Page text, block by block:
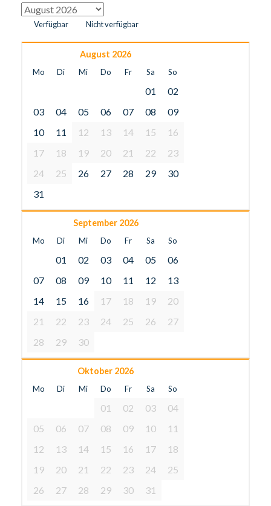
Verfügbar Nicht verfügbar
August 2026
Mo Di Mi Do Fr Sa So
01
02
03
04 05 06 07 08
09
10
11 12 13 14 15
16
17
18 19 20 21 22
23
24
25 26 27 28 29
30
31
September 2026
Mo Di Mi Do Fr Sa So
01 02 03 04 05
06
07
08 09 10 11 12
13
14
15 16 17 18 19
20
21
22 23 24 25 26
27
28
29 30
Oktober 2026
Mo Di Mi Do Fr Sa So
01 02 03
04
05
06 07 08 09 10
11
12
13 14 15 16 17
18
19
20 21 22 23 24
25
26
27 28 29 30 31